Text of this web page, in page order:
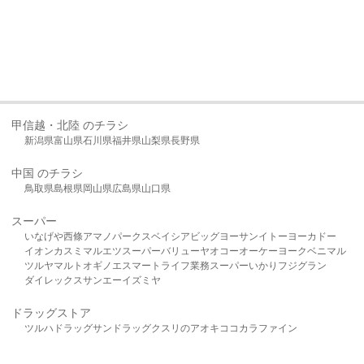
甲信越・北陸 のチラシ
新潟県富山県石川県福井県山梨県長野県
中国 のチラシ
鳥取県島根県岡山県広島県山口県
スーパー
いなげや西條アマノパークスベイシア ビッグヨーサンイトーヨーカドー
イオンカスミ マルエツスーパーバリューヤオコーオーケー ヨークベニマル
ツルヤマルト オギノ エスマート ライフ業務スーパーいかり フジグラン
ダイレックスサンエーイズミヤ
ドラッグストア
ツルハドラッグサンドラッグクスリのアオキ ココカラファイン